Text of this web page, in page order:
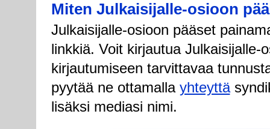
Miten Julkaisijalle-osioon
Julkaisijalle-osioon pääset
linkkiä. Voit kirjautua Julkaisijalle-
kirjautumiseen tarvittavaa
pyytää ne ottamalla yhteyttä
lisäksi mediasi nimi.